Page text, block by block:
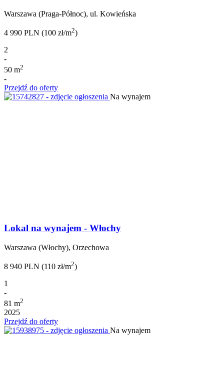
Warszawa (Praga-Północ), ul. Kowieńska
4 990 PLN (100 zł/m2)
2
-
50 m2
-
Przejdź do oferty
Na wynajem
Lokal na wynajem - Włochy
Warszawa (Włochy), Orzechowa
8 940 PLN (110 zł/m2)
1
-
81 m2
2025
Przejdź do oferty
Na wynajem